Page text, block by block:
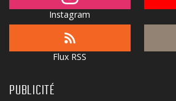
Instagram
Flux RSS
PUBLICITÉ